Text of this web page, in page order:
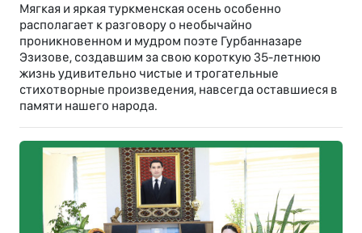
Мягкая и яркая туркменская осень особенно
располагает к разговору о необычайно
проникновенном и мудром поэте Гурбанназаре
Эзизове, создавшим за свою короткую 35-летнюю
жизнь удивительно чистые и трогательные
стихотворные произведения, навсегда оставшиеся в
памяти нашего народа.